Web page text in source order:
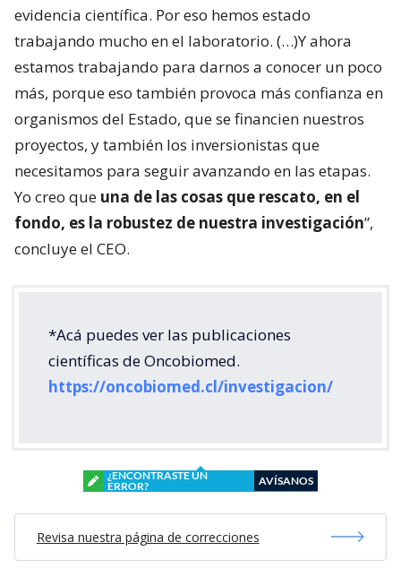
evidencia científica. Por eso hemos estado
trabajando mucho en el laboratorio. (…)Y ahora
estamos trabajando para darnos a conocer un poco
más, porque eso también provoca más confianza en
organismos del Estado, que se financien nuestros
proyectos, y también los inversionistas que
necesitamos para seguir avanzando en las etapas.
Yo creo que una de las cosas que rescato, en el
fondo, es la robustez de nuestra investigación”,
concluye el CEO.
*Acá puedes ver las publicaciones
científicas de Oncobiomed.
https://oncobiomed.cl/investigacion/
¿ENCONTRASTE UN
ERROR?
AVÍSANOS
Revisa nuestra página de correcciones